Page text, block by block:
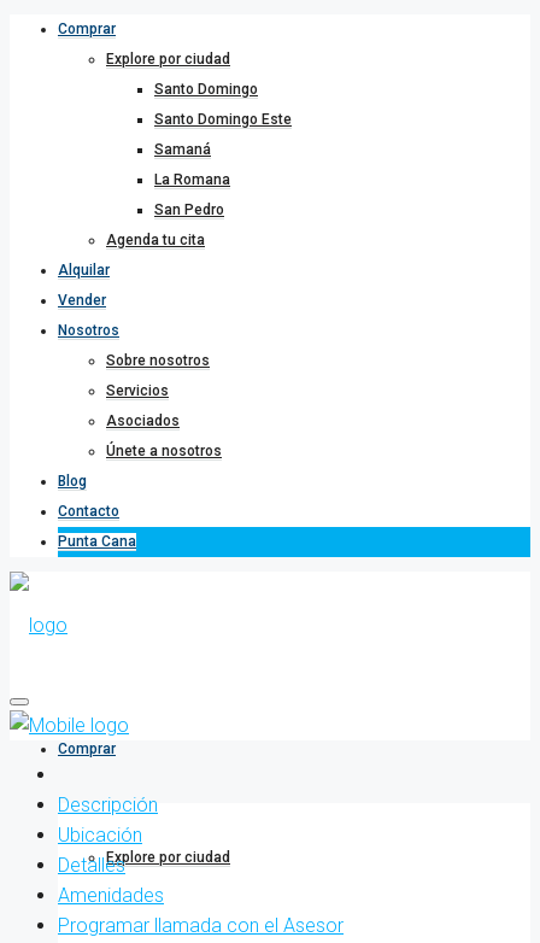
Comprar
Explore por ciudad
Santo Domingo
Santo Domingo Este
Samaná
La Romana
San Pedro
Agenda tu cita
Alquilar
Vender
Nosotros
Sobre nosotros
Servicios
Asociados
Únete a nosotros
Blog
Contacto
Punta Cana
Comprar
Explore por ciudad
Descripción
Ubicación
Detalles
Amenidades
Programar llamada con el Asesor